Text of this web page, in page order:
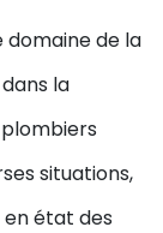
domaine de la
la
situations,
état des